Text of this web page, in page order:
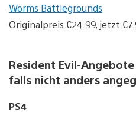
Worms Battlegrounds
Originalpreis €24.99, jetzt
Resident Evil-
falls nicht anders
PS4